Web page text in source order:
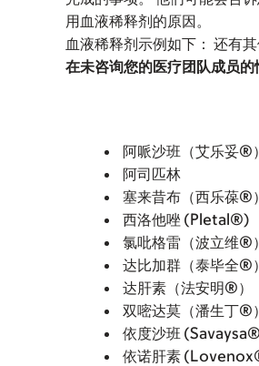
用血液稀释剂的原因。
血液稀释剂示例如下： 还有
在未咨询您的医疗团队成员的
阿哌沙班（艾乐妥®）
阿司匹林
塞来昔布（西乐葆®）
西洛他唑 (Pletal®)
氯吡格雷（波立维®）
达比加群（泰毕全®）
达肝素（法安明®）
双嘧达莫（潘生丁®）
依度沙班
依诺肝素